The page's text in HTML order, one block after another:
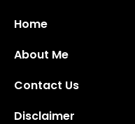
Home
About Me
Contact Us
Disclaimer